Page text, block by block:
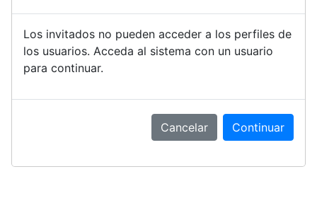
Los invitados no pueden acceder a los perfiles de
los usuarios. Acceda al sistema con un usuario
para continuar.
Cancelar Continuar